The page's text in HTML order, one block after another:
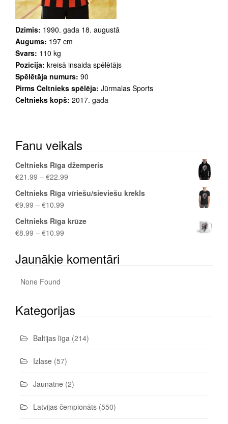
Dzimis: 1990. gada 18. augustā
Augums: 197 cm
Svars: 110 kg
Pozīcija: kreisā insaida spēlētājs
Spēlētāja numurs: 90
Pirms Celtnieks spēlēja: Jūrmalas Sports
Celtnieks kopš: 2017. gada
Fanu veikals
Celtnieks Rīga džemperis
€21.99 – €22.99
Celtnieks Rīga vīriešu/sieviešu krekls
€9.99 – €10.99
Celtnieks Rīga krūze
€8.99 – €10.99
Jaunākie komentāri
None Found
Kategorijas
Baltijas līga (214)
Izlase (57)
Jaunatne (2)
Latvijas čempionāts (550)